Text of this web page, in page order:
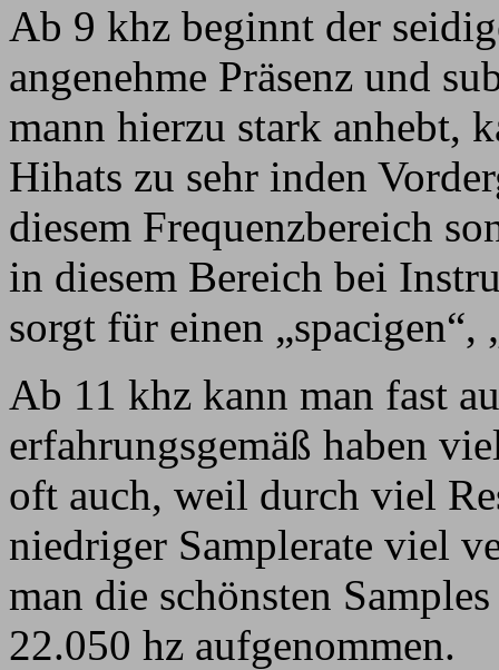
Ab 9 khz beginnt der
angenehme Präsenz und
mann hierzu stark anhebt,
Hihats zu sehr inden
diesem Frequenzbereich
in diesem Bereich bei
sorgt für einen „spacigen“,
Ab 11 khz kann man fast
erfahrungsgemäß haben
oft auch, weil durch viel
niedriger Samplerate viel
man die schönsten
22.050 hz aufgenommen.